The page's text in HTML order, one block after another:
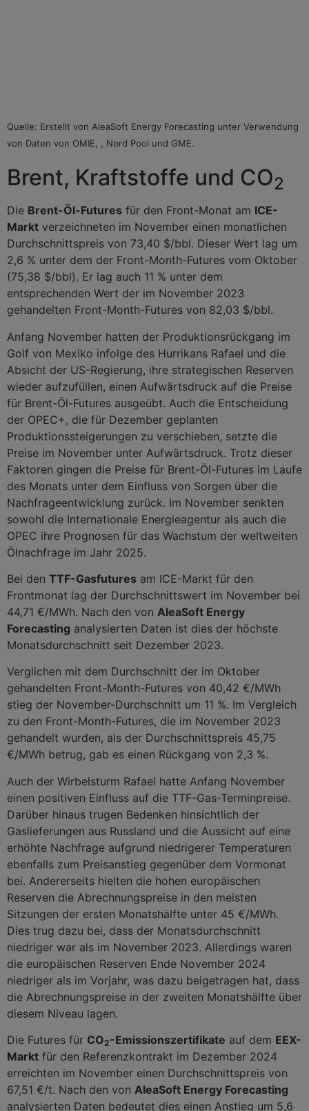
Quelle: Erstellt von AleaSoft Energy Forecasting unter Verwendung
von Daten von OMIE, , Nord Pool und GME.
Brent, Kraftstoffe und CO2
Die Brent-Öl-Futures für den Front-Monat am ICE-
Markt verzeichneten im November einen monatlichen
Durchschnittspreis von 73,40 $/bbl. Dieser Wert lag um
2,6 % unter dem der Front-Month-Futures vom Oktober
(75,38 $/bbl). Er lag auch 11 % unter dem
entsprechenden Wert der im November 2023
gehandelten Front-Month-Futures von 82,03 $/bbl.
Anfang November hatten der Produktionsrückgang im
Golf von Mexiko infolge des Hurrikans Rafael und die
Absicht der US-Regierung, ihre strategischen Reserven
wieder aufzufüllen, einen Aufwärtsdruck auf die Preise
für Brent-Öl-Futures ausgeübt. Auch die Entscheidung
der OPEC+, die für Dezember geplanten
Produktionssteigerungen zu verschieben, setzte die
Preise im November unter Aufwärtsdruck. Trotz dieser
Faktoren gingen die Preise für Brent-Öl-Futures im Laufe
des Monats unter dem Einfluss von Sorgen über die
Nachfrageentwicklung zurück. Im November senkten
sowohl die Internationale Energieagentur als auch die
OPEC ihre Prognosen für das Wachstum der weltweiten
Ölnachfrage im Jahr 2025.
Bei den TTF-Gasfutures am ICE-Markt für den
Frontmonat lag der Durchschnittswert im November bei
44,71 €/MWh. Nach den von AleaSoft Energy
Forecasting analysierten Daten ist dies der höchste
Monatsdurchschnitt seit Dezember 2023.
Verglichen mit dem Durchschnitt der im Oktober
gehandelten Front-Month-Futures von 40,42 €/MWh
stieg der November-Durchschnitt um 11 %. Im Vergleich
zu den Front-Month-Futures, die im November 2023
gehandelt wurden, als der Durchschnittspreis 45,75
€/MWh betrug, gab es einen Rückgang von 2,3 %.
Auch der Wirbelsturm Rafael hatte Anfang November
einen positiven Einfluss auf die TTF-Gas-Terminpreise.
Darüber hinaus trugen Bedenken hinsichtlich der
Gaslieferungen aus Russland und die Aussicht auf eine
erhöhte Nachfrage aufgrund niedrigerer Temperaturen
ebenfalls zum Preisanstieg gegenüber dem Vormonat
bei. Andererseits hielten die hohen europäischen
Reserven die Abrechnungspreise in den meisten
Sitzungen der ersten Monatshälfte unter 45 €/MWh.
Dies trug dazu bei, dass der Monatsdurchschnitt
niedriger war als im November 2023. Allerdings waren
die europäischen Reserven Ende November 2024
niedriger als im Vorjahr, was dazu beigetragen hat, dass
die Abrechnungspreise in der zweiten Monatshälfte über
diesem Niveau lagen.
Die Futures für CO2-Emissionszertifikate auf dem EEX-
Markt für den Referenzkontrakt im Dezember 2024
erreichten im November einen Durchschnittspreis von
67,51 €/t. Nach den von AleaSoft Energy Forecasting
analysierten Daten bedeutet dies einen Anstieg um 5,6